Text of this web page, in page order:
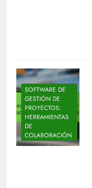
SOFTWARE DE
GESTIÓN DE
PROYECTOS:
HERRAMIENTAS
DE
COLABORACIÓN